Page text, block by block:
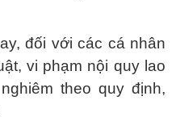
đối với các cá nhân
vi phạm nội quy lao
theo quy định,